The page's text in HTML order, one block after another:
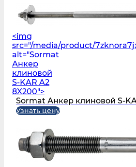
<img
src="/media/product/
alt="Sormat
Анкер
клиновой
S-KAR A2
8X200">
Sormat Анкер клиновой S-
Узнать цену